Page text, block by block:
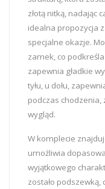
złotą nitką, nadając
idealna propozycja
specjalne okazje.
zamek, co
zapewnia gładkie
tyłu, u dołu,
podczas chodzenia,
wygląd.
W komplecie
umożliwia
wyjątkowego
zostało